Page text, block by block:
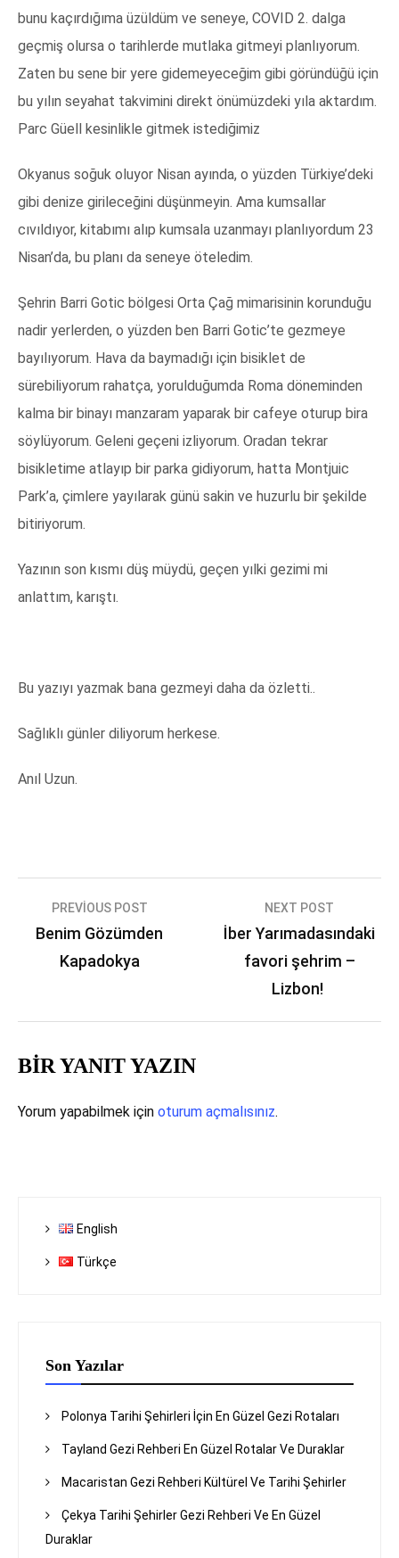
bunu kaçırdığıma üzüldüm ve seneye, COVID 2. dalga
geçmiş olursa o tarihlerde mutlaka gitmeyi planlıyorum.
Zaten bu sene bir yere gidemeyeceğim gibi göründüğü için
bu yılın seyahat takvimini direkt önümüzdeki yıla aktardım.
Parc Güell kesinlikle gitmek istediğimiz
Okyanus soğuk oluyor Nisan ayında, o yüzden Türkiye’deki
gibi denize girileceğini düşünmeyin. Ama kumsallar
cıvıldıyor, kitabımı alıp kumsala uzanmayı planlıyordum 23
Nisan’da, bu planı da seneye öteledim.
Şehrin Barri Gotic bölgesi Orta Çağ mimarisinin korunduğu
nadir yerlerden, o yüzden ben Barri Gotic’te gezmeye
bayılıyorum. Hava da baymadığı için bisiklet de
sürebiliyorum rahatça, yorulduğumda Roma döneminden
kalma bir binayı manzaram yaparak bir cafeye oturup bira
söylüyorum. Geleni geçeni izliyorum. Oradan tekrar
bisikletime atlayıp bir parka gidiyorum, hatta Montjuic
Park’a, çimlere yayılarak günü sakin ve huzurlu bir şekilde
bitiriyorum.
Yazının son kısmı düş müydü, geçen yılki gezimi mi
anlattım, karıştı.
Bu yazıyı yazmak bana gezmeyi daha da özletti..
Sağlıklı günler diliyorum herkese.
Anıl Uzun.
Yazı
gezinmesi
PREVIOUS POST
Benim Gözümden
Kapadokya
NEXT POST
İber Yarımadasındaki
favori şehrim –
Lizbon!
BIR YANIT YAZIN
Yorum yapabilmek için oturum açmalısınız.
English
Türkçe
Son Yazılar
Polonya Tarihi Şehirleri İçin En Güzel Gezi Rotaları
Tayland Gezi Rehberi En Güzel Rotalar Ve Duraklar
Macaristan Gezi Rehberi Kültürel Ve Tarihi Şehirler
Çekya Tarihi Şehirler Gezi Rehberi Ve En Güzel
Duraklar